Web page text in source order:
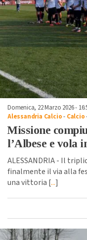
Domenica, 22 Marzo 2026 -
Alessandria Calcio- Calcio
Missione
l’Albese e vola
ALESSANDRIA - Il
finalmente il via alla
una vittoria [...]